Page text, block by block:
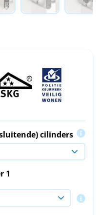
cilinders
1